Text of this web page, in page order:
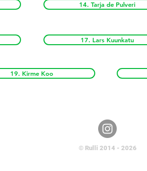
14. Tarja de Pulveri
17. Lars Kuunkatu
19. Kirme Koo
© Rulli 2014 - 2026